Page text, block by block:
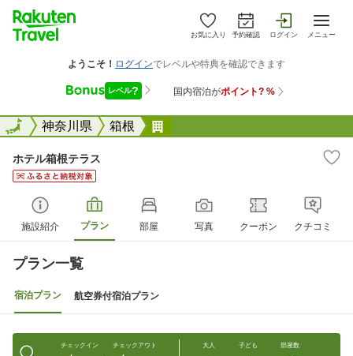
お気に入り 予約確認 ログイン メニュー
全国神奈川県 箱根
全国
ホテル箱根テラス
施設紹介 プラン 部屋 写真 クーポン クチコミ
プラン一覧
宿泊プラン 航空券付宿泊プラン
チェックイン チェックアウト 大人 子ども 部屋数